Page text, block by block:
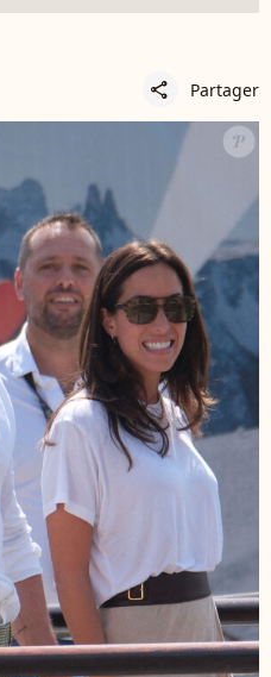
share Partager